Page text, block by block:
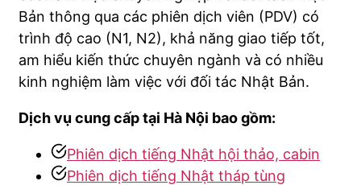
Bản thông qua các phiên dịch viên (PDV) có
trình độ cao (N1, N2), khả năng giao tiếp tốt,
am hiểu kiến thức chuyên ngành và có nhiều
kinh nghiệm làm việc với đối tác Nhật Bản.
Dịch vụ cung cấp tại Hà Nội bao gồm:
Phiên dịch tiếng Nhật hội thảo, cabin
Phiên dịch tiếng Nhật tháp tùng